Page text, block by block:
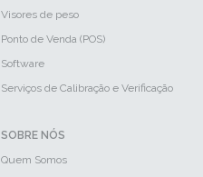
Visores de peso
Ponto de Venda (POS)
Software
Serviços de Calibração e Verificação
SOBRE NÓS
Quem Somos